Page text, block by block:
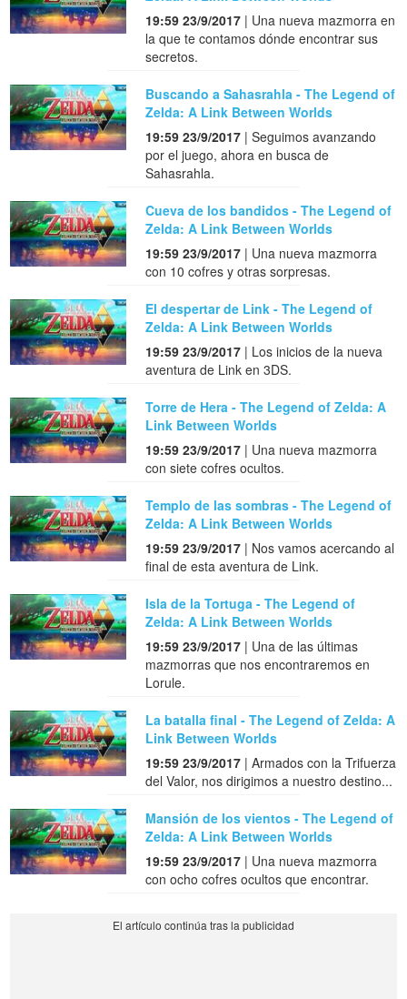
19:59 23/9/2017 | Una nueva mazmorra en
la que te contamos dónde encontrar sus
secretos.
Buscando a Sahasrahla - The Legend of
Zelda: A Link Between Worlds
19:59 23/9/2017 | Seguimos avanzando
por el juego, ahora en busca de
Sahasrahla.
Cueva de los bandidos - The Legend of
Zelda: A Link Between Worlds
19:59 23/9/2017 | Una nueva mazmorra
con 10 cofres y otras sorpresas.
El despertar de Link - The Legend of
Zelda: A Link Between Worlds
19:59 23/9/2017 | Los inicios de la nueva
aventura de Link en 3DS.
Torre de Hera - The Legend of Zelda: A
Link Between Worlds
19:59 23/9/2017 | Una nueva mazmorra
con siete cofres ocultos.
Templo de las sombras - The Legend of
Zelda: A Link Between Worlds
19:59 23/9/2017 | Nos vamos acercando al
final de esta aventura de Link.
Isla de la Tortuga - The Legend of
Zelda: A Link Between Worlds
19:59 23/9/2017 | Una de las últimas
mazmorras que nos encontraremos en
Lorule.
La batalla final - The Legend of Zelda: A
Link Between Worlds
19:59 23/9/2017 | Armados con la Trifuerza
del Valor, nos dirigimos a nuestro destino...
Mansión de los vientos - The Legend of
Zelda: A Link Between Worlds
19:59 23/9/2017 | Una nueva mazmorra
con ocho cofres ocultos que encontrar.